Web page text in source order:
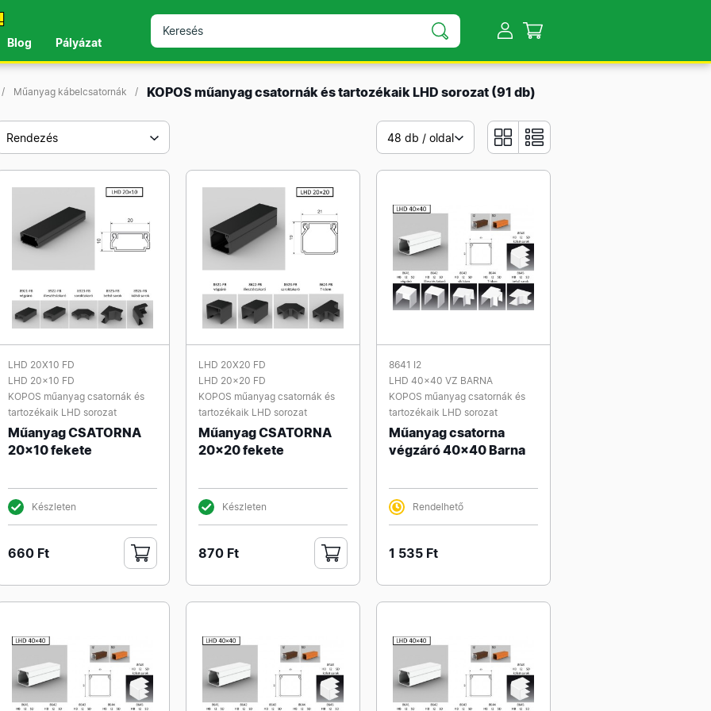
Blog Pályázat
Műanyag kábelcsatornák KOPOS műanyag csatornák és tartozékaik LHD sorozat (91 db)
Rendezés 48 db / oldal
LHD 20X10 FD
LHD 20x10 FD
KOPOS műanyag csatornák és
tartozékaik LHD sorozat
Műanyag CSATORNA
20x10 fekete
Készleten
660 Ft
LHD 20X20 FD
LHD 20x20 FD
KOPOS műanyag csatornák és
tartozékaik LHD sorozat
Műanyag CSATORNA
20x20 fekete
Készleten
870 Ft
8641 I2
LHD 40x40 VZ BARNA
KOPOS műanyag csatornák és
tartozékaik LHD sorozat
Műanyag csatorna
végzáró 40x40 Barna
Rendelhető
1 535 Ft